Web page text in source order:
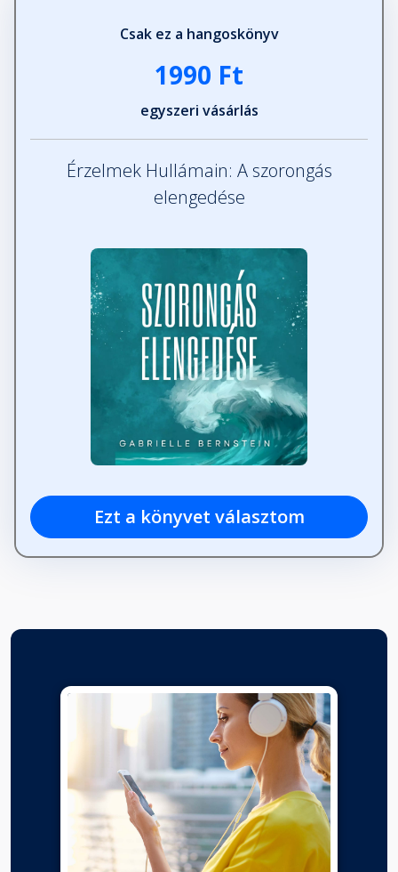
Csak ez a hangoskönyv
1990 Ft
egyszeri vásárlás
Érzelmek Hullámain: A szorongás
elengedése
Ezt a könyvet választom